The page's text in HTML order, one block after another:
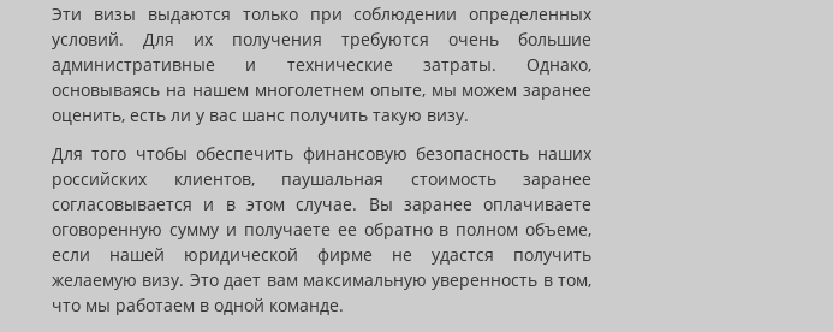
Эти визы выдаются только при соблюдении определенных
условий. Для их получения требуются очень большие
административные и технические затраты. Однако,
основываясь на нашем многолетнем опыте, мы можем заранее
оценить, есть ли у вас шанс получить такую визу.
Для того чтобы обеспечить финансовую безопасность наших
российских клиентов, паушальная стоимость заранее
согласовывается и в этом случае. Вы заранее оплачиваете
оговоренную сумму и получаете ее обратно в полном объеме,
если нашей юридической фирме не удастся получить
желаемую визу. Это дает вам максимальную уверенность в том,
что мы работаем в одной команде.